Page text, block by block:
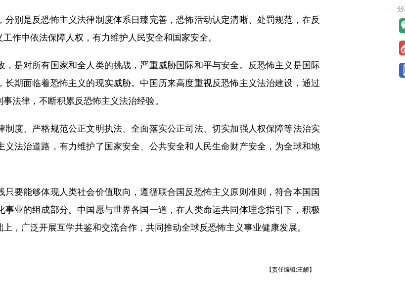
是反恐怖主义法律制度体系日臻完善，恐怖活动认定清晰、处罚规范，在反
作中依法保障人权，有力维护人民安全和国家安全。
对所有国家和全人类的挑战，严重威胁国际和平与安全。反恐怖主义是国际
期面临着恐怖主义的现实威胁。中国历来高度重视反恐怖主义法治建设，通过
法律，不断积累反恐怖主义法治经验。
、严格规范公正文明执法、全面落实公正司法、切实加强人权保障等法治实
法治道路，有力维护了国家安全、公共安全和人民生命财产安全，为全球和地
能够体现人类社会价值取向，遵循联合国反恐怖主义原则准则，符合本国国
业的组成部分。中国愿与世界各国一道，在人类命运共同体理念指引下，积极
，广泛开展互学共鉴和交流合作，共同推动全球反恐怖主义事业健康发展。
【责任编辑:王頔】